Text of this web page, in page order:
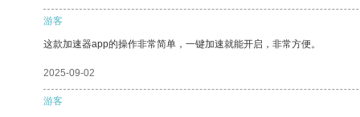
游客
这款加速器app的操作非常简单，一键加速就能开启，非常方便。
2025-09-02
游客